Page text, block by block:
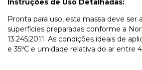
Instruções de Uso Detalhadas:
Pronta para uso, esta massa deve ser
superfícies preparadas conforme a
13.245:2011. As condições ideais de
e 35ºC e umidade relativa do ar entre